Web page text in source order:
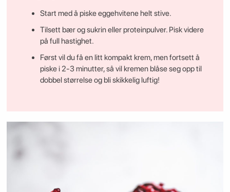
Start med å piske eggehvitene helt stive.
Tilsett bær og sukrin eller proteinpulver. Pisk videre
på full hastighet.
Først vil du få en litt kompakt krem, men fortsett å
piske i 2-3 minutter, så vil kremen blåse seg opp til
dobbel størrelse og bli skikkelig luftig!